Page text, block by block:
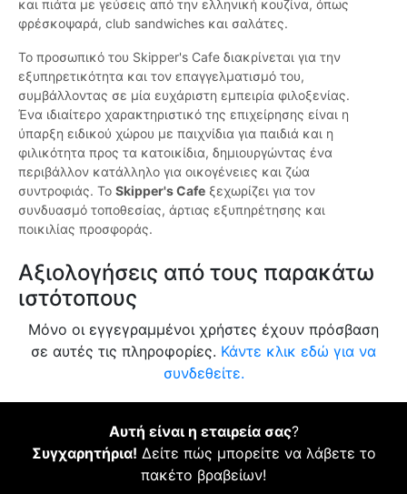
και πιάτα με γεύσεις από την ελληνική κουζίνα, όπως
φρέσκοψαρά, club sandwiches και σαλάτες.
Το προσωπικό του Skipper's Cafe διακρίνεται για την
εξυπηρετικότητα και τον επαγγελματισμό του,
συμβάλλοντας σε μία ευχάριστη εμπειρία φιλοξενίας.
Ένα ιδιαίτερο χαρακτηριστικό της επιχείρησης είναι η
ύπαρξη ειδικού χώρου με παιχνίδια για παιδιά και η
φιλικότητα προς τα κατοικίδια, δημιουργώντας ένα
περιβάλλον κατάλληλο για οικογένειες και ζώα
συντροφιάς. Το Skipper's Cafe ξεχωρίζει για τον
συνδυασμό τοποθεσίας, άρτιας εξυπηρέτησης και
ποικιλίας προσφοράς.
Αξιολογήσεις από τους παρακάτω
ιστότοπους
Μόνο οι εγγεγραμμένοι χρήστες έχουν πρόσβαση
σε αυτές τις πληροφορίες. Κάντε κλικ εδώ για να
συνδεθείτε.
Αυτή είναι η εταιρεία σας?
Συγχαρητήρια! Δείτε πώς μπορείτε να λάβετε το
πακέτο βραβείων!